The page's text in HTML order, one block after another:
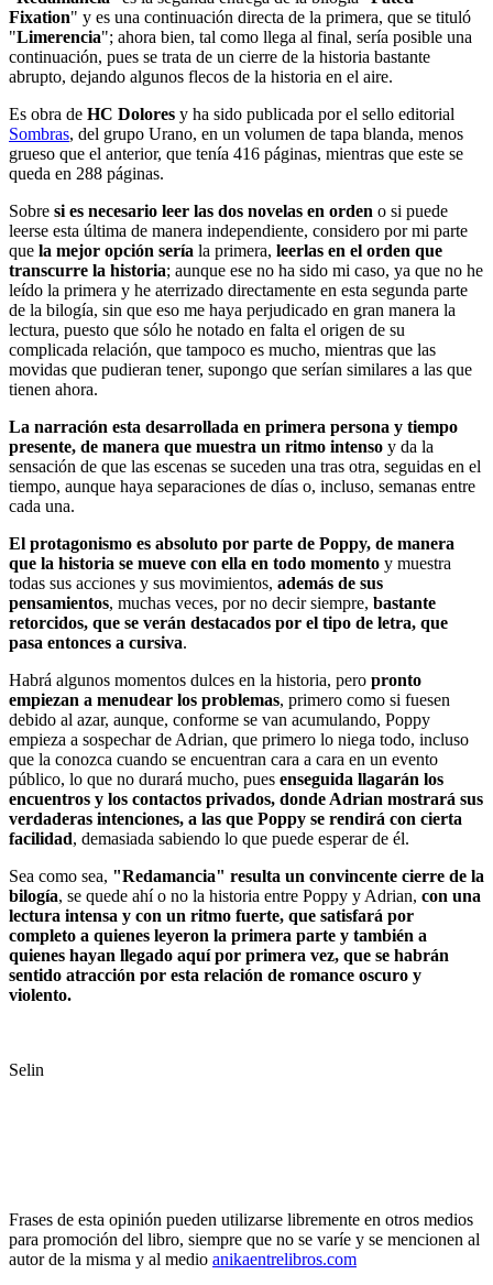
Fixation" y es una continuación directa de la primera, que se tituló
"Limerencia"; ahora bien, tal como llega al final, sería posible una
continuación, pues se trata de un cierre de la historia bastante
abrupto, dejando algunos flecos de la historia en el aire.
Es obra de HC Dolores y ha sido publicada por el sello editorial
Sombras, del grupo Urano, en un volumen de tapa blanda, menos
grueso que el anterior, que tenía 416 páginas, mientras que este se
queda en 288 páginas.
Sobre si es necesario leer las dos novelas en orden o si puede
leerse esta última de manera independiente, considero por mi parte
que la mejor opción sería la primera, leerlas en el orden que
transcurre la historia; aunque ese no ha sido mi caso, ya que no he
leído la primera y he aterrizado directamente en esta segunda parte
de la bilogía, sin que eso me haya perjudicado en gran manera la
lectura, puesto que sólo he notado en falta el origen de su
complicada relación, que tampoco es mucho, mientras que las
movidas que pudieran tener, supongo que serían similares a las que
tienen ahora.
La narración esta desarrollada en primera persona y tiempo
presente, de manera que muestra un ritmo intenso y da la
sensación de que las escenas se suceden una tras otra, seguidas en el
tiempo, aunque haya separaciones de días o, incluso, semanas entre
cada una.
El protagonismo es absoluto por parte de Poppy, de manera
que la historia se mueve con ella en todo momento y muestra
todas sus acciones y sus movimientos, además de sus
pensamientos, muchas veces, por no decir siempre, bastante
retorcidos, que se verán destacados por el tipo de letra, que
pasa entonces a cursiva.
Habrá algunos momentos dulces en la historia, pero pronto
empiezan a menudear los problemas, primero como si fuesen
debido al azar, aunque, conforme se van acumulando, Poppy
empieza a sospechar de Adrian, que primero lo niega todo, incluso
que la conozca cuando se encuentran cara a cara en un evento
público, lo que no durará mucho, pues enseguida llagarán los
encuentros y los contactos privados, donde Adrian mostrará sus
verdaderas intenciones, a las que Poppy se rendirá con cierta
facilidad, demasiada sabiendo lo que puede esperar de él.
Sea como sea, "Redamancia" resulta un convincente cierre de la
bilogía, se quede ahí o no la historia entre Poppy y Adrian, con una
lectura intensa y con un ritmo fuerte, que satisfará por
completo a quienes leyeron la primera parte y también a
quienes hayan llegado aquí por primera vez, que se habrán
sentido atracción por esta relación de romance oscuro y
violento.
Selin
Frases de esta opinión pueden utilizarse libremente en otros medios
para promoción del libro, siempre que no se varíe y se mencionen al
autor de la misma y al medio anikaentrelibros.com